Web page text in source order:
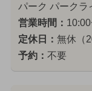
パーク パークラ
営業時間：
定休日： 無休（
予約： 不要